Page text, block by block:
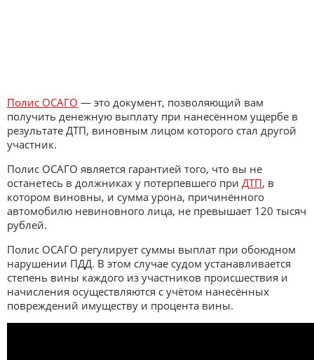
Полис ОСАГО — это документ, позволяющий вам
получить денежную выплату при нанесённом ущербе в
результате ДТП, виновным лицом которого стал другой
участник.
Полис ОСАГО является гарантией того, что вы не
останетесь в должниках у потерпевшего при ДТП, в
котором виновны, и сумма урона, причинённого
автомобилю невиновного лица, не превышает 120 тысяч
рублей.
Полис ОСАГО регулирует суммы выплат при обоюдном
нарушении ПДД. В этом случае судом устанавливается
степень вины каждого из участников происшествия и
начисления осуществляются с учётом нанесённых
повреждений имуществу и процента вины.